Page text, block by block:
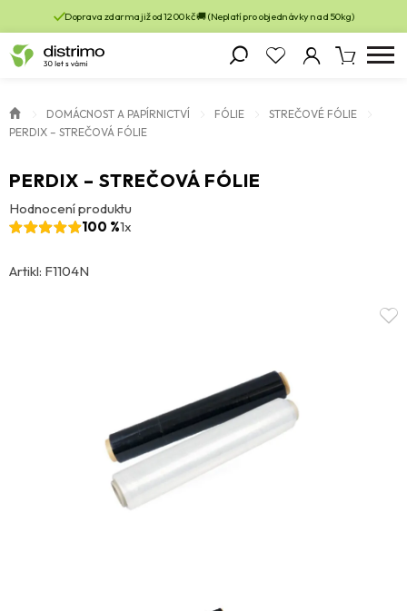
Doprava zdarma již od 1200 kč 🚚 (Neplatí pro objednávky nad 50kg)
DOMÁCNOST A PAPÍRNICTVÍ FÓLIE
STREČOVÉ FÓLIE
PERDIX – STREČOVÁ FÓLIE
PERDIX – STREČOVÁ FÓLIE
Hodnocení produktu
100 %1x
Artikl: F1104N